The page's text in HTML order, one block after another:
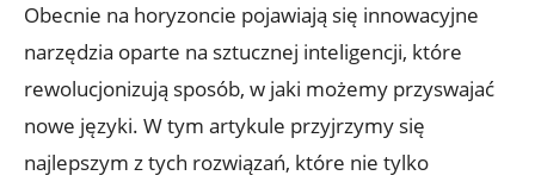
Obecnie na horyzoncie pojawiają się innowacyjne
narzędzia oparte na sztucznej inteligencji, ‌które
rewolucjonizują sposób, w jaki możemy przyswajać
nowe języki. ‌W tym artykule przyjrzymy się
najlepszym ⁢z tych rozwiązań, które nie tylko